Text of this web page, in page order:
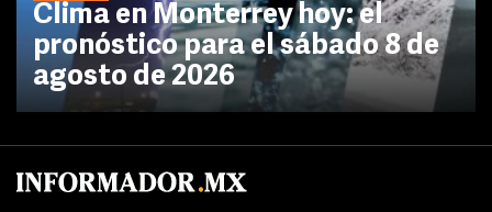
Clima en Monterrey hoy: el
pronóstico para el sábado 8 de
agosto de 2026